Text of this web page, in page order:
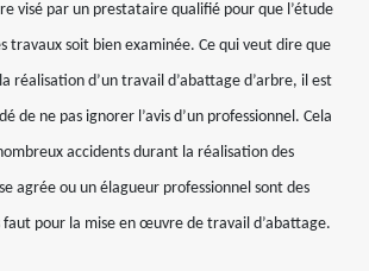
visé par un prestataire qualifié pour que l’étude
travaux soit bien examinée. Ce qui veut dire que
réalisation d’un travail d’abattage d’arbre, il est
de ne pas ignorer l’avis d’un professionnel. Cela
accidents durant la réalisation des
agrée ou un élagueur professionnel sont des
faut pour la mise en œuvre de travail d’abattage.